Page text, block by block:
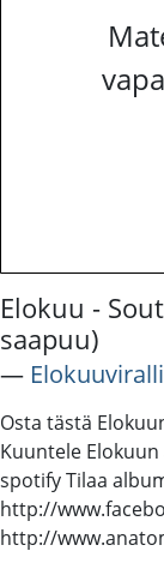
Elokuu -
saapuu)
―
Osta tästä
Kuuntele
spotify Tilaa
http://
http://